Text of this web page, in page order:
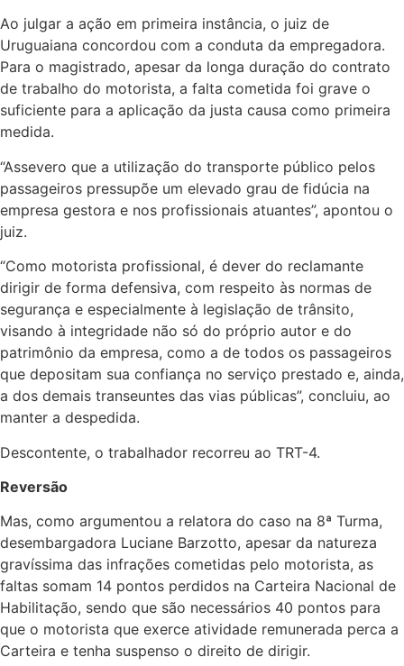
Ao julgar a ação em primeira instância, o juiz de
Uruguaiana concordou com a conduta da empregadora.
Para o magistrado, apesar da longa duração do contrato
de trabalho do motorista, a falta cometida foi grave o
suficiente para a aplicação da justa causa como primeira
medida.
“Assevero que a utilização do transporte público pelos
passageiros pressupõe um elevado grau de fidúcia na
empresa gestora e nos profissionais atuantes”, apontou o
juiz.
“Como motorista profissional, é dever do reclamante
dirigir de forma defensiva, com respeito às normas de
segurança e especialmente à legislação de trânsito,
visando à integridade não só do próprio autor e do
patrimônio da empresa, como a de todos os passageiros
que depositam sua confiança no serviço prestado e, ainda,
a dos demais transeuntes das vias públicas”, concluiu, ao
manter a despedida.
Descontente, o trabalhador recorreu ao TRT-4.
Reversão
Mas, como argumentou a relatora do caso na 8ª Turma,
desembargadora Luciane Barzotto, apesar da natureza
gravíssima das infrações cometidas pelo motorista, as
faltas somam 14 pontos perdidos na Carteira Nacional de
Habilitação, sendo que são necessários 40 pontos para
que o motorista que exerce atividade remunerada perca a
Carteira e tenha suspenso o direito de dirigir.